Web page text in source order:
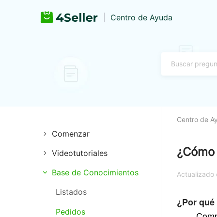
Centro de Ayuda
Comenzar
Autorización de pago
Registro e inicio de sesión
Autorización de tienda
Autorización logística
Videotutoriales
Extensión
Gestión de tiendas
Guía Definitiva de TikTok
Base de Conocimientos
Listados
Pedidos
Centro de
Actualizado
¿Por